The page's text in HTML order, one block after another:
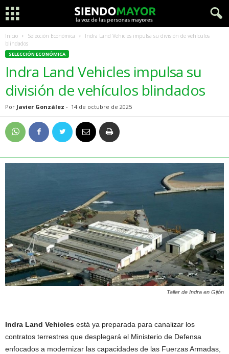
Inicio Selección Económica
Indra Land Vehicles impulsa su división de vehículos
blindados
SELECCIÓN ECONÓMICA
Indra Land Vehicles impulsa su
división de vehículos blindados
Por Javier González - 14 de octubre de 2025
Taller de Indra en Gijón
Indra Land Vehicles está ya preparada para canalizar los
contratos terrestres que desplegará el Ministerio de Defensa
enfocados a modernizar las capacidades de las Fuerzas Armadas,